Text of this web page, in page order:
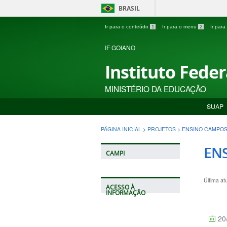
BRASIL
Ir para o conteúdo 1 Ir para o menu 2 Ir para
IF GOIANO
Instituto
MINISTÉRIO DA EDUCAÇÃO
SUAP
PÁGINA INICIAL > PROJETOS > ENSINO
CAMPI
ACESSO À
INFORMAÇÃO
Última